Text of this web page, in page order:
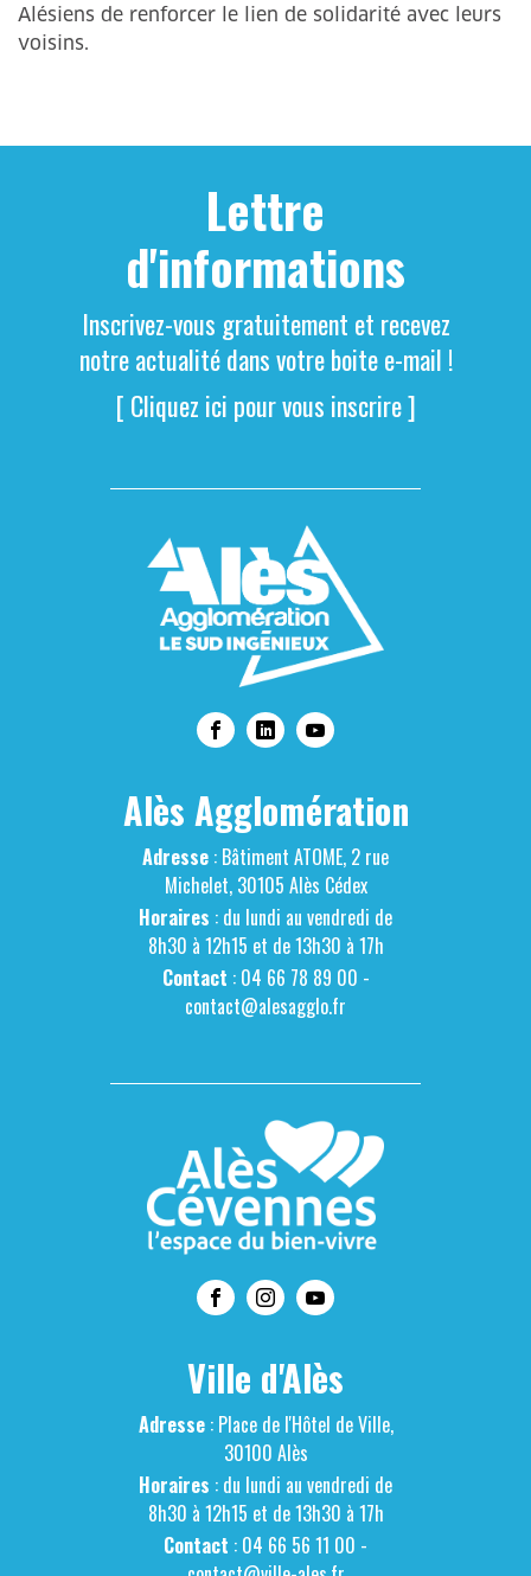
Alésiens de renforcer le lien de solidarité avec leurs
voisins.
Lettre
d'informations
Inscrivez-vous gratuitement et recevez
notre actualité dans votre boite e-mail !
[ Cliquez ici pour vous inscrire ]
Alès Agglomération
Adresse : Bâtiment ATOME, 2 rue
Michelet, 30105 Alès Cédex
Horaires : du lundi au vendredi de
8h30 à 12h15 et de 13h30 à 17h
Contact : 04 66 78 89 00 -
contact@alesagglo.fr
Ville d'Alès
Adresse: Place de l'Hôtel de Ville,
30100 Alès
Horaires : du lundi au vendredi de
8h30 à 12h15 et de 13h30 à 17h
Contact : 04 66 56 11 00 -